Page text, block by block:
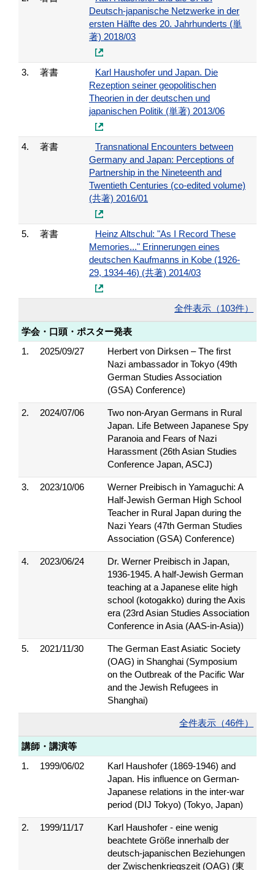
Deutsch-japanische Netzwerke in der
ersten Hälfte des 20. Jahrhunderts (単
著) 2018/03
3. 著書
Karl Haushofer und Japan. Die
Rezeption seiner geopolitischen
Theorien in der deutschen und
japanischen Politik (単著) 2013/06
4. 著書
Transnational Encounters between
Germany and Japan: Perceptions of
Partnership in the Nineteenth and
Twentieth Centuries (co-edited volume)
(共著) 2016/01
5. 著書
Heinz Altschul: "As I Record These
Memories..." Erinnerungen eines
deutschen Kaufmanns in Kobe (1926-
29, 1934-46) (共著) 2014/03
全件表示（103件）
学会・口頭・ポスター発表
1.
2025/09/27
Herbert von Dirksen – The first
Nazi ambassador in Tokyo (49th
German Studies Association
(GSA) Conference)
2. 2024/07/06
Two non-Aryan Germans in Rural
Japan. Life Between Japanese Spy
Paranoia and Fears of Nazi
Harassment (26th Asian Studies
Conference Japan, ASCJ)
3. 2023/10/06
Werner Preibisch in Yamaguchi: A
Half-Jewish German High School
Teacher in Rural Japan during the
Nazi Years (47th German Studies
Association (GSA) Conference)
4. 2023/06/24
Dr. Werner Preibisch in Japan,
1936-1945. A half-Jewish German
teaching at a Japanese elite high
school (kotogakko) during the Axis
era (23rd Asian Studies Association
Conference in Asia (AAS-in-Asia))
5. 2021/11/30
The German East Asiatic Society
(OAG) in Shanghai (Symposium
on the Outbreak of the Pacific War
and the Jewish Refugees in
Shanghai)
全件表示（46件）
講師・講演等
1.
1999/06/02
Karl Haushofer (1869-1946) and
Japan. His influence on German-
Japanese relations in the inter-war
period (DIJ Tokyo) (Tokyo, Japan)
2. 1999/11/17
Karl Haushofer - eine wenig
beachtete Größe innerhalb der
deutsch-japanischen Beziehungen
der Zwischenkriegszeit (OAG) (東